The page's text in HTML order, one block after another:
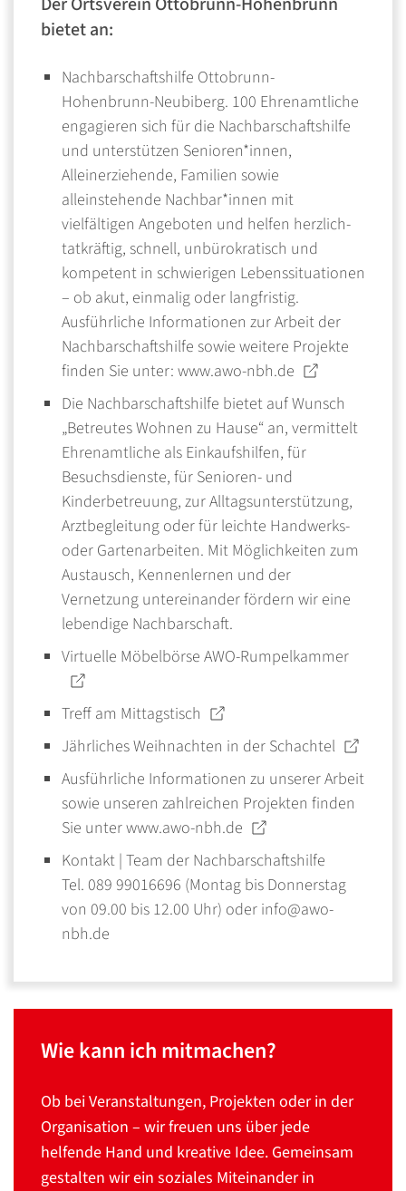
bietet an:
Nachbarschaftshilfe Ottobrunn-
Hohenbrunn-Neubiberg. 100 Ehrenamtliche
engagieren sich für die Nachbarschaftshilfe
und unterstützen Senioren*innen,
Alleinerziehende, Familien sowie
alleinstehende Nachbar*innen mit
vielfältigen Angeboten und helfen herzlich-
tatkräftig, schnell, unbürokratisch und
kompetent in schwierigen Lebenssituationen
– ob akut, einmalig oder langfristig.
Ausführliche Informationen zur Arbeit der
Nachbarschaftshilfe sowie weitere Projekte
finden Sie unter: www.awo-nbh.de
Die Nachbarschaftshilfe bietet auf Wunsch
„Betreutes Wohnen zu Hause“ an, vermittelt
Ehrenamtliche als Einkaufshilfen, für
Besuchsdienste, für Senioren- und
Kinderbetreuung, zur Alltagsunterstützung,
Arztbegleitung oder für leichte Handwerks-
oder Gartenarbeiten. Mit Möglichkeiten zum
Austausch, Kennenlernen und der
Vernetzung untereinander fördern wir eine
lebendige Nachbarschaft.
Virtuelle Möbelbörse AWO-Rumpelkammer
Treff am Mittagstisch
JährlichesWeihnachten in der Schachtel
Ausführliche Informationen zu unserer Arbeit
sowie unseren zahlreichen Projekten finden
Sie unterwww.awo-nbh.de
Kontakt | Team der Nachbarschaftshilfe
Tel. 089 99016696 (Montag bis Donnerstag
von 09.00 bis 12.00 Uhr) oder info@awo-
nbh.de
Wie kann ich mitmachen?
Ob bei Veranstaltungen, Projekten oder in der
Organisation – wir freuen uns über jede
helfende Hand und kreative Idee. Gemeinsam
gestalten wir ein soziales Miteinander in